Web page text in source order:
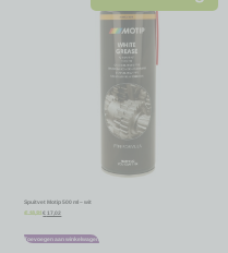
Spuitvet Motip 500 ml – wit
€18,91 € 17,02
Toevoegen aan winkelwagen